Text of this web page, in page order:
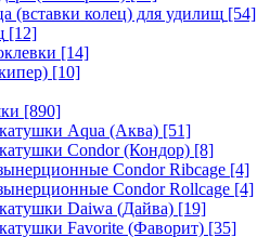
(вставки колец) для удилищ [54]
[12]
[14]
[10]
[890]
Aqua (Аква) [51]
Condor (Кондор) [8]
Condor Ribcage [4]
Condor Rollcage [4]
Daiwa (Дайва) [19]
Favorite (Фаворит) [35]